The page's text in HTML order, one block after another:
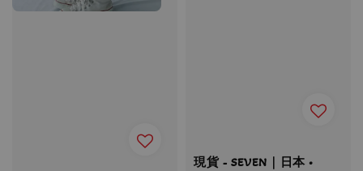
現貨 - SEVEN｜日本 •